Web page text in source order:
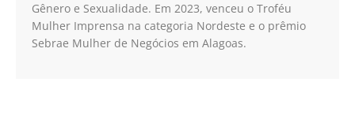
Gênero e Sexualidade. Em 2023, venceu o Troféu
Mulher Imprensa na categoria Nordeste e o prêmio
Sebrae Mulher de Negócios em Alagoas.